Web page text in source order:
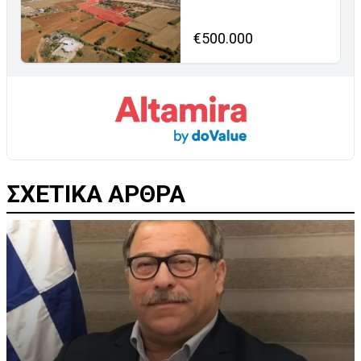
€500.000
ΣΧΕΤΙΚΑ ΑΡΘΡΑ